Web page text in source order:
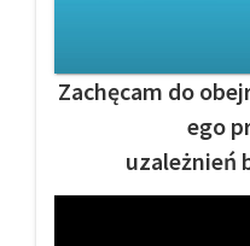
Zachęcam do
ego
uzależnień